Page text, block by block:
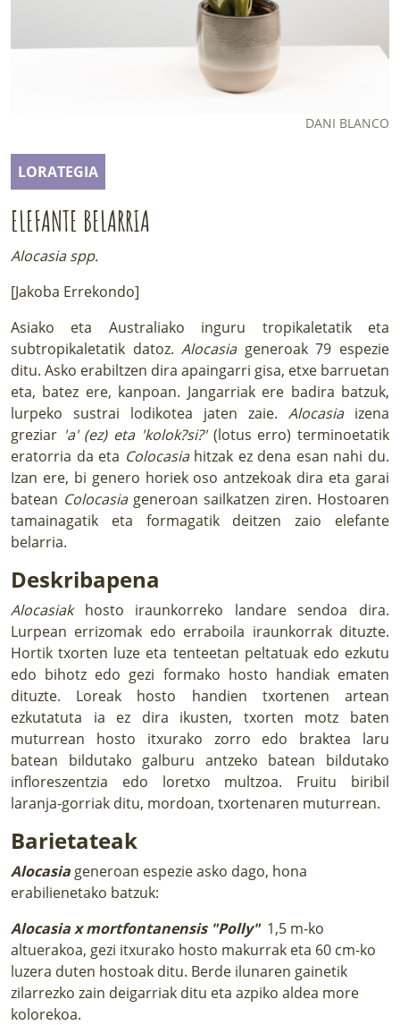
LURRAREN AGENDA
DANI BLANCO
LORATEGIA
ELEFANTE BELARRIA
Alocasia spp.
[Jakoba Errekondo]
Asiako eta Australiako inguru tropikaletatik eta
subtropikaletatik datoz.Alocasiageneroak 79 espezie
ditu. Asko erabiltzen dira apaingarri gisa, etxe barruetan
eta, batez ere, kanpoan. Jangarriak ere badira batzuk,
lurpeko sustrai lodikotea jaten zaie. Alocasia izena
greziar 'a' (ez) eta 'kolok?si?'(lotus erro) terminoetatik
eratorria da eta Colocasia hitzak ez dena esan nahi du.
Izan ere, bi genero horiek oso antzekoak dira eta garai
batean Colocasiageneroan sailkatzen ziren. Hostoaren
tamainagatik eta formagatik deitzen zaio elefante
belarria.
Deskribapena
Alocasiakhosto iraunkorreko landare sendoa dira.
Lurpean errizomak edo erraboila iraunkorrak dituzte.
Hortik txorten luze eta tenteetan peltatuak edo ezkutu
edo bihotz edo gezi formako hosto handiak ematen
dituzte. Loreak hosto handien txortenen artean
ezkutatuta ia ez dira ikusten, txorten motz baten
muturrean hosto itxurako zorro edo braktea laru
batean bildutako galburu antzeko batean bildutako
infloreszentzia edo loretxo multzoa. Fruitu biribil
laranja-gorriak ditu, mordoan, txortenaren muturrean.
Barietateak
Alocasia generoan espezie asko dago, hona
erabilienetako batzuk:
Alocasia x mortfontanensis "Polly" 1,5 m-ko
altuerakoa, gezi itxurako hosto makurrak eta 60 cm-ko
luzera duten hostoak ditu. Berde ilunaren gainetik
zilarrezko zain deigarriak ditu eta azpiko aldea more
kolorekoa.